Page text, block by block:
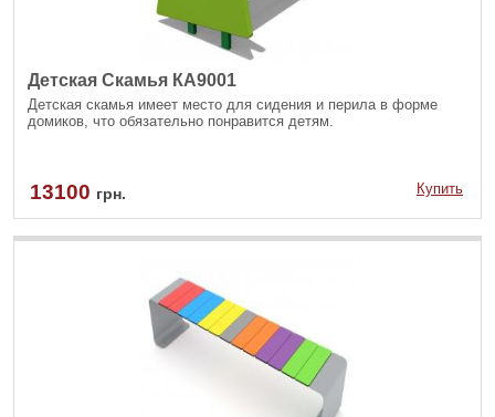
Детская Скамья КА9001
Детская скамья имеет место для сидения и перила в форме
домиков, что обязательно понравится детям.
13100 грн. Купить